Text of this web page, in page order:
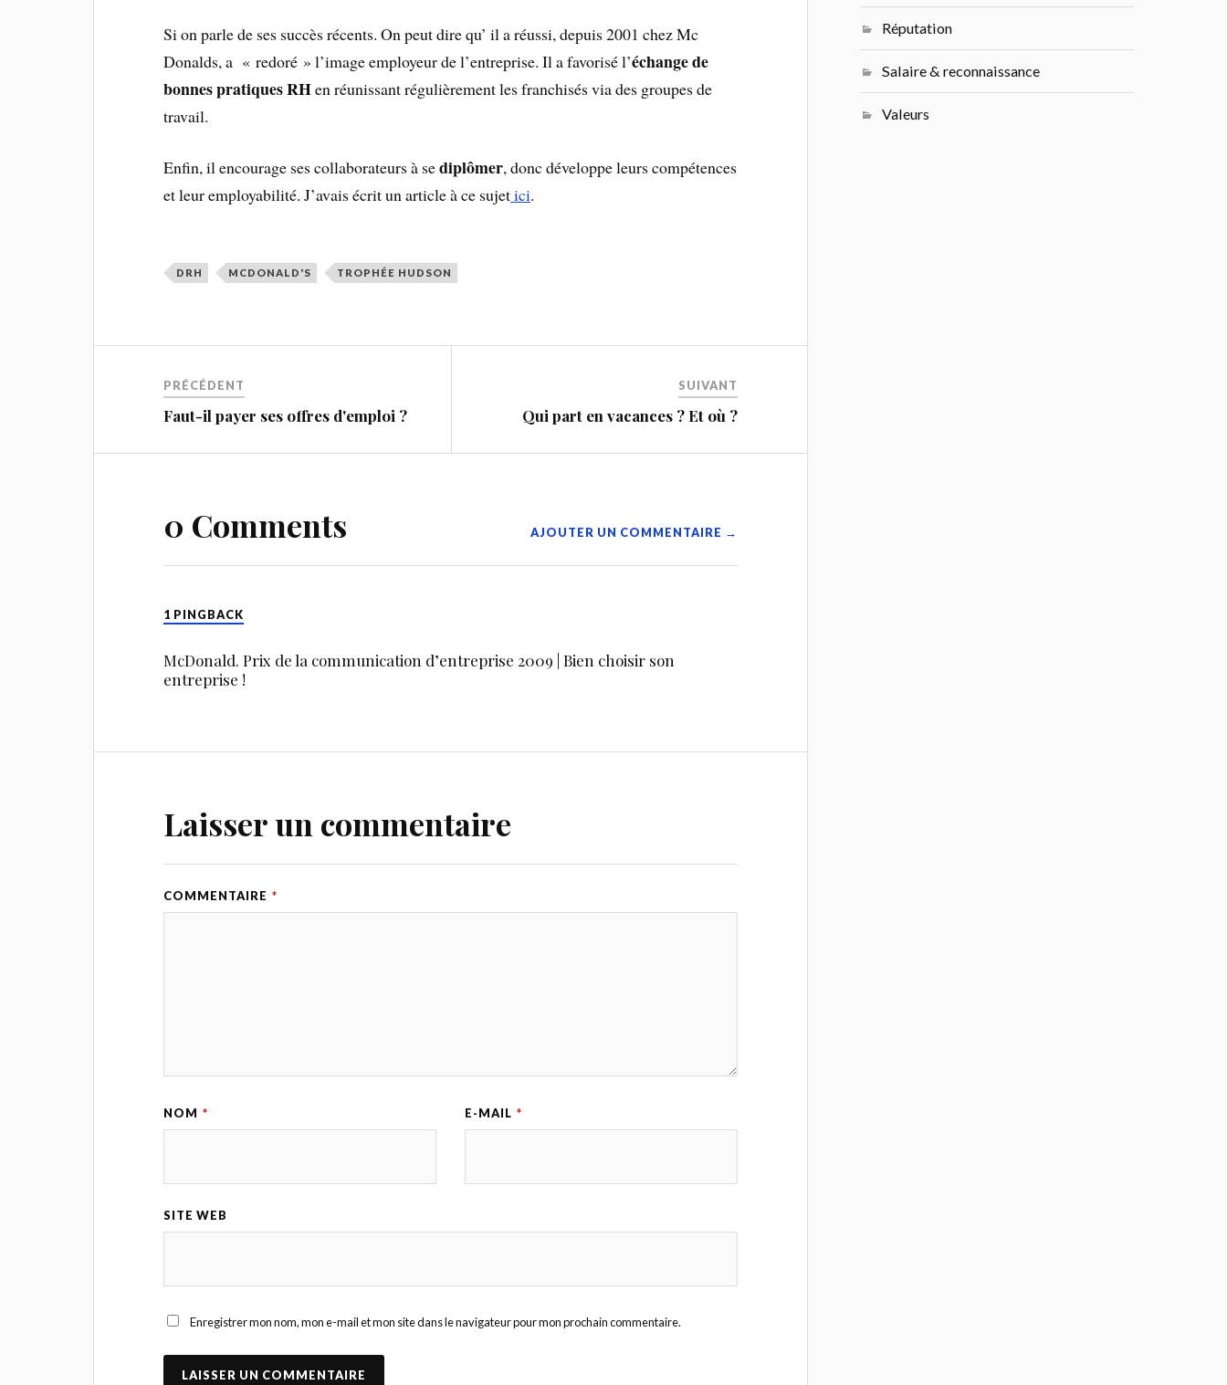
Si on parle de ses succès récents. On peut dire qu’ il a réussi, depuis 2001 chez Mc
Donalds, a « redoré » l’image employeur de l’entreprise. Il a favorisé l’échange de
bonnes pratiques RHen réunissant régulièrement les franchisés via des groupes de
travail.
Enfin, il encourage ses collaborateurs à sediplômer, donc développe leurs compétences
et leur employabilité. J’avais écrit un article à ce sujetici.
DRH MCDONALD'S TROPHÉE HUDSON
PRÉCÉDENT
Faut-il payer ses offres d'emploi ?
SUIVANT
Qui part en vacances ? Et où ?
0 Comments AJOUTER UN COMMENTAIRE →
1 PINGBACK
McDonald. Prix de la communication d’entreprise 2009 | Bien choisir son
entreprise !
Laisser un commentaire
COMMENTAIRE *
NOM * E-MAIL *
SITE WEB
Enregistrer mon nom, mon e-mail et mon site dans le navigateur pour mon prochain commentaire.
Réputation
Salaire & reconnaissance
Valeurs